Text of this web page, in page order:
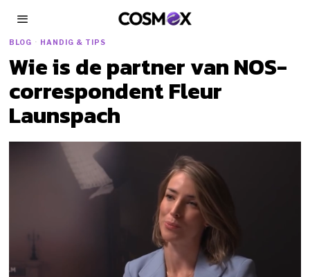
BLOG · HANDIG & TIPS
Wie is de partner van NOS-
correspondent Fleur
Launspach